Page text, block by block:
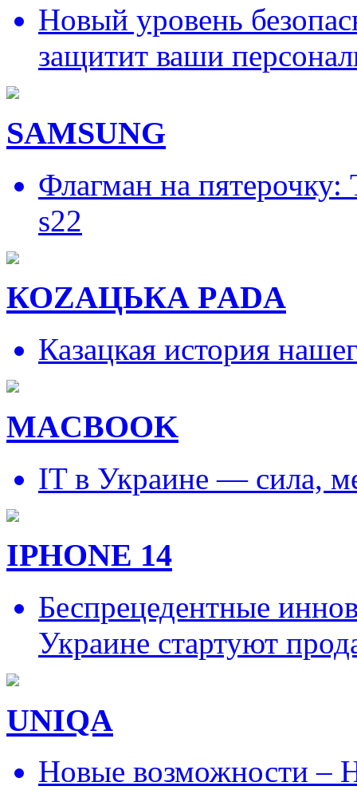
Новый уровень
защитит ваши
SAMSUNG
Флагман на
s22
КОZAЦЬКА РADA
Казацкая история
MACBOOK
IT в Украине — сила,
IPHONE 14
Беспрецедентные
Украине стартуют
UNIQA
Новые возможности –